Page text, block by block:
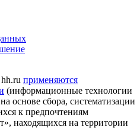
применяются
(информационные технологии
основе сбора, систематизации
к предпочтениям
находящихся на территории